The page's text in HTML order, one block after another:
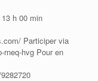
h 00 min
Participer via
hvg Pour en